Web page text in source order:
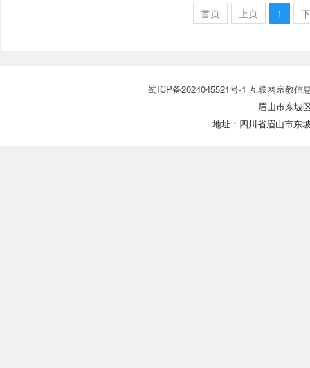
首页 上页 1
蜀ICP备2024045521号-1 互联网宗教信
眉山市东坡
地址：四川省眉山市东